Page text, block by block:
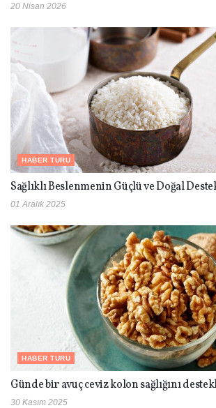
20 Nisan 2026
HABER TURU
Sağlıklı Beslenmenin Güçlü ve Doğal
01 Aralık 2025
HABER TURU
Günde bir avuç ceviz kolon sağlığını
30 Kasım 2025